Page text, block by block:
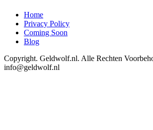
Home
Privacy Policy
Coming Soon
Blog
Copyright. Geldwolf.nl. Alle Rechten
info@geldwolf.nl